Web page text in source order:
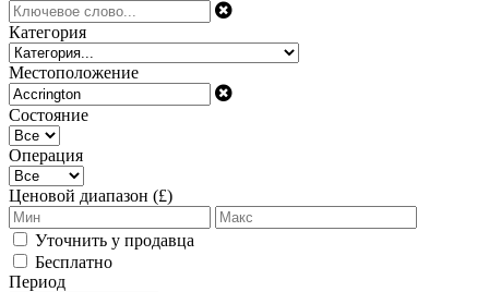
Категория
Местоположение
Состояние
Операция
Ценовой диапазон (£)
Уточнить у продавца
Бесплатно
Период